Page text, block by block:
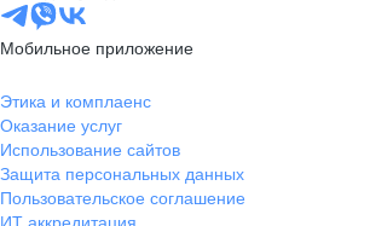
Мобильное приложение
Этика и комплаенс
Оказание услуг
Использование сайтов
Защита персональных данных
Пользовательское соглашение